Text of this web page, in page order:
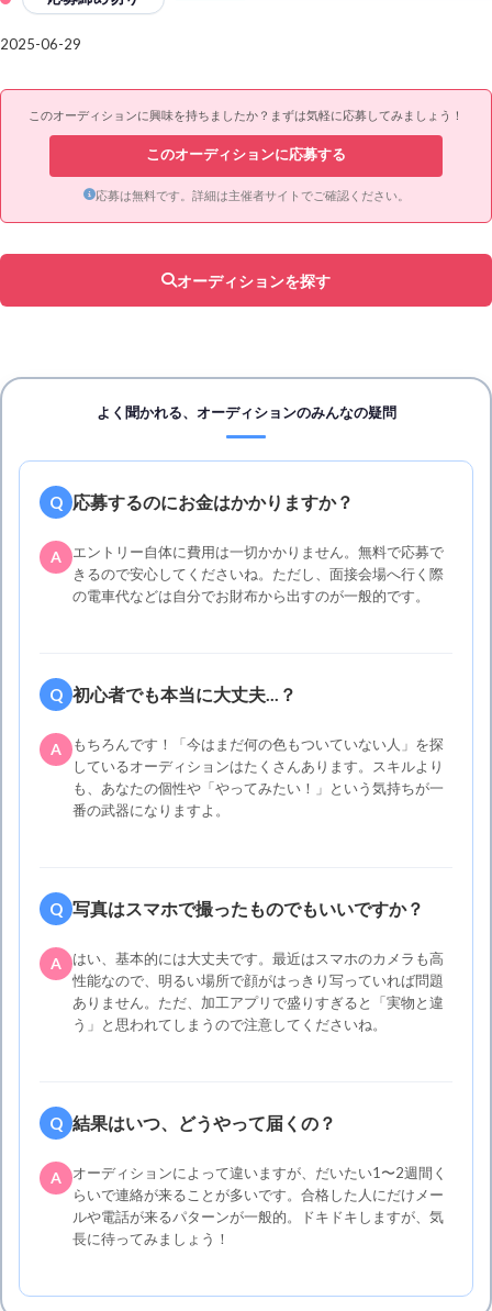
2025-06-29
このオーディションに興味を持ちましたか？まずは気軽に応募してみましょう！
このオーディションに応募する
応募は無料です。詳細は主催者サイトでご確認ください。
オーディションを探す
よく聞かれる、オーディションのみんなの疑問
Q 応募するのにお金はかかりますか？
A
エントリー自体に費用は一切かかりません。無料で応募で
きるので安心してくださいね。ただし、面接会場へ行く際
の電車代などは自分でお財布から出すのが一般的です。
Q 初心者でも本当に大丈夫...？
A
もちろんです！「今はまだ何の色もついていない人」を探
しているオーディションはたくさんあります。スキルより
も、あなたの個性や「やってみたい！」という気持ちが一
番の武器になりますよ。
Q 写真はスマホで撮ったものでもいいですか？
A
はい、基本的には大丈夫です。最近はスマホのカメラも高
性能なので、明るい場所で顔がはっきり写っていれば問題
ありません。ただ、加工アプリで盛りすぎると「実物と違
う」と思われてしまうので注意してくださいね。
Q 結果はいつ、どうやって届くの？
A
オーディションによって違いますが、だいたい1〜2週間く
らいで連絡が来ることが多いです。合格した人にだけメー
ルや電話が来るパターンが一般的。ドキドキしますが、気
長に待ってみましょう！